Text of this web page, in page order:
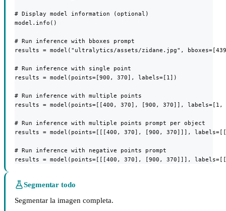
# Display model information (optional)
model.info()
# Run inference with bboxes prompt
results = model("ultralytics/assets/zidane.jpg",
# Run inference with single point
results = model(points=[900, 370], labels=[1])
# Run inference with multiple points
results = model(points=[[400, 370], [900, 370]],
# Run inference with multiple points prompt per object
results = model(points=[[[400, 370], [900, 370]]],
# Run inference with negative points prompt
results = model(points=[[[400, 370], [900, 370]]],
Segmentar todo
Segmentar la imagen completa.